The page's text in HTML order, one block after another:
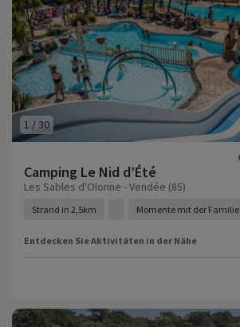
1 /30
Camping Le Nid d’Été
Les Sables d'Olonne - Vendée (85)
Strand in 2,5km Momente mit der Familie
Entdecken Sie Aktivitäten in der Nähe